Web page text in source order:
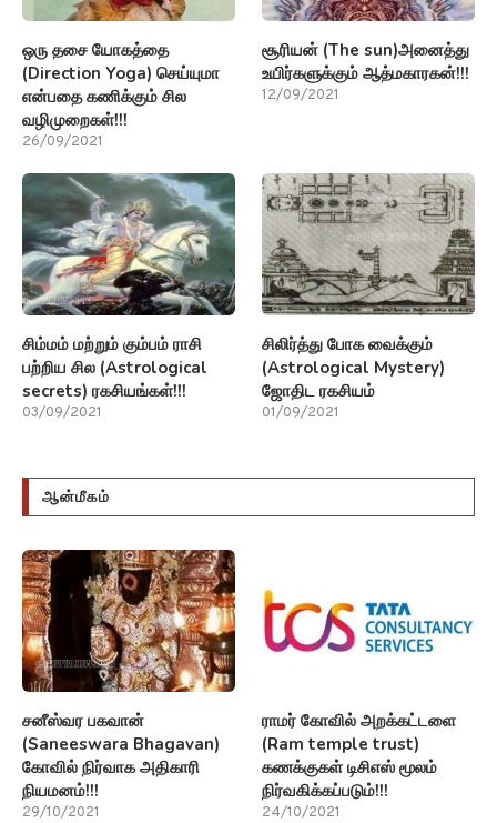
ஒரு தசை யோகத்தை
(Direction Yoga) செய்யுமா
என்பதை கணிக்கும் சில
வழிமுறைகள்!!!
26/09/2021
சூரியன் (The sun)அனைத்து
உயிர்களுக்கும் ஆத்மகாரகன்!!!
12/09/2021
சிம்மம் மற்றும் கும்பம் ராசி
பற்றிய சில (Astrological
secrets) ரகசியங்கள்!!!
03/09/2021
சிலிர்த்து போக வைக்கும்
(Astrological Mystery)
ஜோதிட ரகசியம்
01/09/2021
ஆன்மீகம்
சனீஸ்வர பகவான்
(Saneeswara Bhagavan)
கோவில் நிர்வாக அதிகாரி
நியமனம்!!!
29/10/2021
ராமர் கோவில் அறக்கட்டளை
(Ram temple trust)
கணக்குகள் டிசிஎஸ் மூலம்
நிர்வகிக்கப்படும்!!!
24/10/2021